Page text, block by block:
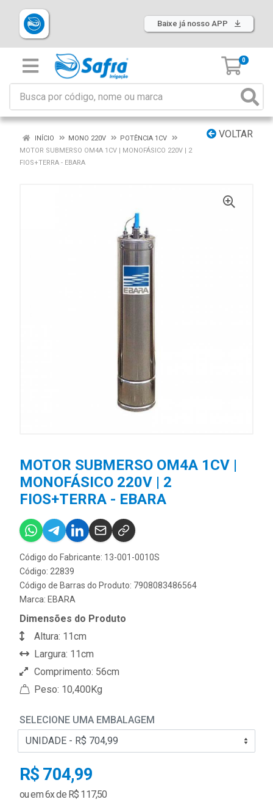
Baixe já nosso APP
0
VOLTAR
INÍCIO MONO 220V
POTÊNCIA 1CV
MOTOR SUBMERSO OM4A 1CV | MONOFÁSICO 220V | 2
FIOS+TERRA - EBARA
MOTOR SUBMERSO OM4A 1CV |
MONOFÁSICO 220V | 2
FIOS+TERRA - EBARA
Código do Fabricante: 13-001-0010S
Código: 22839
Código de Barras do Produto: 7908083486564
Marca: EBARA
Dimensões do Produto
Altura: 11cm
Largura: 11cm
Comprimento: 56cm
Peso: 10,400Kg
SELECIONE UMA EMBALAGEM
R$ 704,99
ou em 6x de R$ 117,50